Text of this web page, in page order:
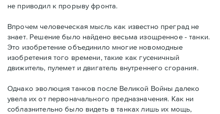
не приводил к прорыву фронта.
Впрочем человеческая мысль как известно преград не
знает. Решение было найдено весьма изощренное - танки.
Это изобретение объединило многие новомодные
изобретения того времени, такие как гусеничный
движитель, пулемет и двигатель внутреннего сгорания.
Однако эволюция танков после Великой Войны далеко
увела их от первоначального предназначения. Как ни
соблазнительно было видеть в танках лишь их мощь,